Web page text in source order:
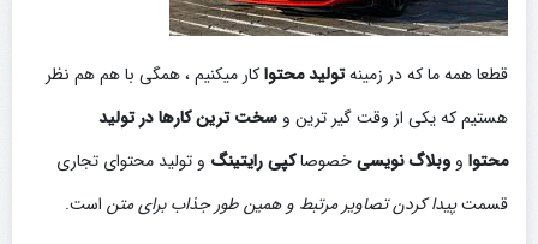
قطعا همه ما که در زمینهتولید محتواکار میکنیم ، همگی با هم هم نظر
هستیم که یکی از وقت گیر ترین و سخت ترین کارها در تولید
محتوا و وبلاگ نویسیخصوصاکپی رایتینگ و تولید محتوای تجاری
قسمتپیدا کردن تصاویر مرتبط و همین طور جذاب برای متن است.